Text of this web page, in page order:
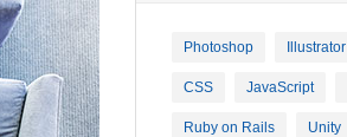
Photoshop Illustrator
CSS JavaScript
Ruby on Rails Unity